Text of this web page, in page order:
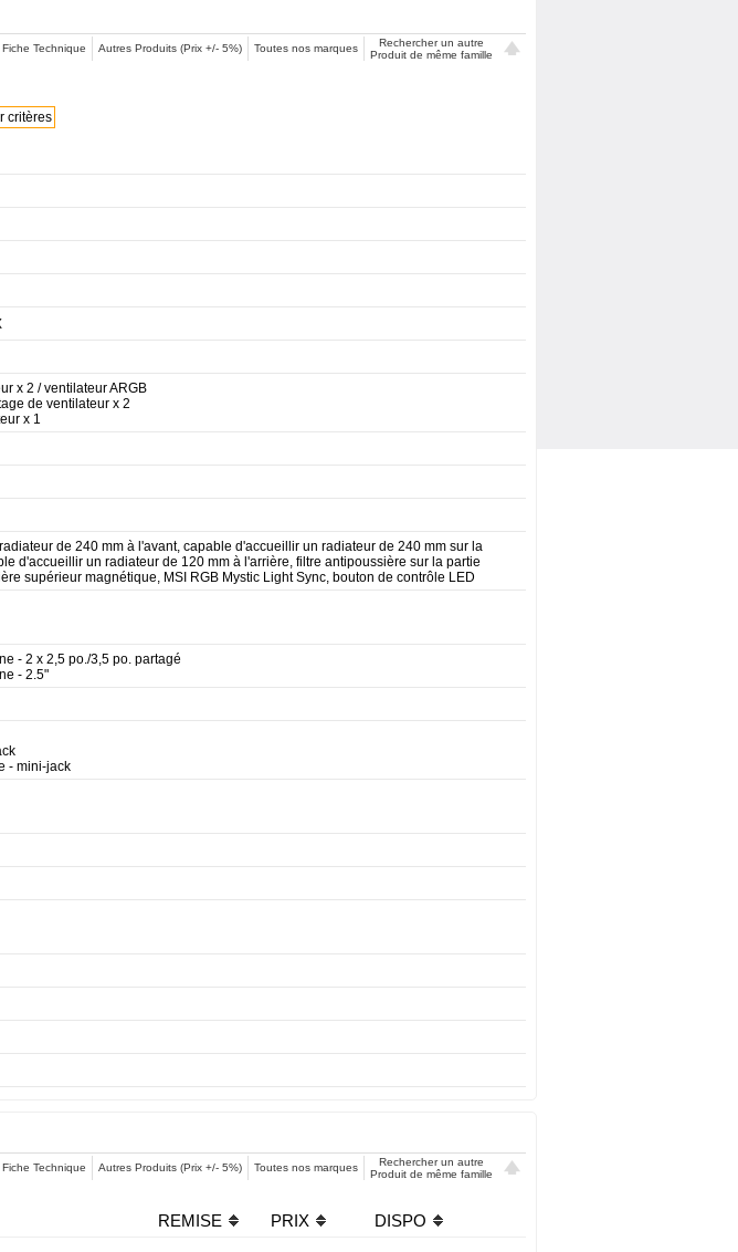
Fiche Technique Autres Produits (Prix +/- 5%) Toutes nos marques
Rechercher un autre
Produit de même famille
critères
x 2 / ventilateur ARGB
de ventilateur x 2
x 1
de 240 mm à l'avant, capable d'accueillir un radiateur de 240 mm sur la
d'accueillir un radiateur de 120 mm à l'arrière, filtre antipoussière sur la partie
supérieur magnétique, MSI RGB Mystic Light Sync, bouton de contrôle LED
- 2 x 2,5 po./3,5 po. partagé
- 2.5"
- mini-jack
Fiche Technique Autres Produits (Prix +/- 5%) Toutes nos marques
Rechercher un autre
Produit de même famille
REMISE PRIX DISPO